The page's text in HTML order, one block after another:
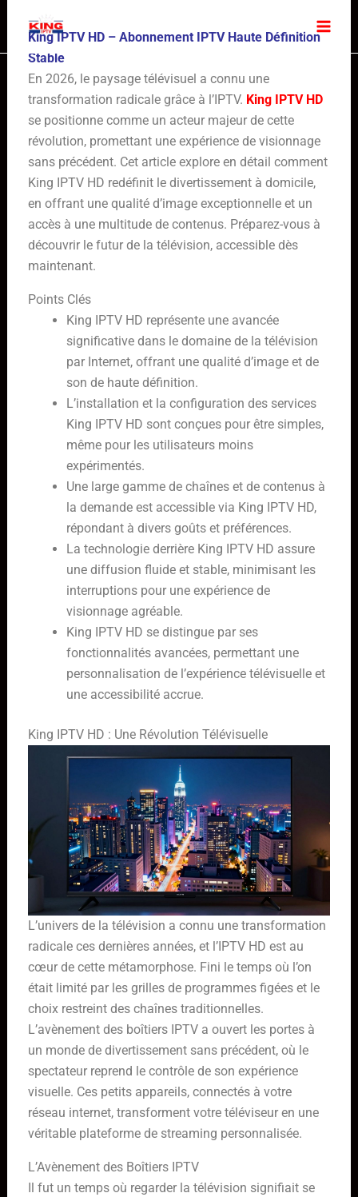
content
King IPTV HD – Abonnement IPTV Haute Définition
Stable
En 2026, le paysage télévisuel a connu une
transformation radicale grâce à l’IPTV. King IPTV HD
se positionne comme un acteur majeur de cette
révolution, promettant une expérience de visionnage
sans précédent. Cet article explore en détail comment
King IPTV HD redéfinit le divertissement à domicile,
en offrant une qualité d’image exceptionnelle et un
accès à une multitude de contenus. Préparez-vous à
découvrir le futur de la télévision, accessible dès
maintenant.
Points Clés
King IPTV HD représente une avancée
significative dans le domaine de la télévision
par Internet, offrant une qualité d’image et de
son de haute définition.
L’installation et la configuration des services
King IPTV HD sont conçues pour être simples,
même pour les utilisateurs moins
expérimentés.
Une large gamme de chaînes et de contenus à
la demande est accessible via King IPTV HD,
répondant à divers goûts et préférences.
La technologie derrière King IPTV HD assure
une diffusion fluide et stable, minimisant les
interruptions pour une expérience de
visionnage agréable.
King IPTV HD se distingue par ses
fonctionnalités avancées, permettant une
personnalisation de l’expérience télévisuelle et
une accessibilité accrue.
King IPTV HD : Une Révolution Télévisuelle
L’univers de la télévision a connu une transformation
radicale ces dernières années, et l’IPTV HD est au
cœur de cette métamorphose. Fini le temps où l’on
était limité par les grilles de programmes figées et le
choix restreint des chaînes traditionnelles.
L’avènement des boîtiers IPTV a ouvert les portes à
un monde de divertissement sans précédent, où le
spectateur reprend le contrôle de son expérience
visuelle. Ces petits appareils, connectés à votre
réseau internet, transforment votre téléviseur en une
véritable plateforme de streaming personnalisée.
L’Avènement des Boîtiers IPTV
Il fut un temps où regarder la télévision signifiait se